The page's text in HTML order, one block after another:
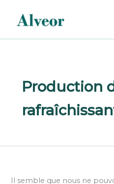
contenu
Production
Il semble que nous ne